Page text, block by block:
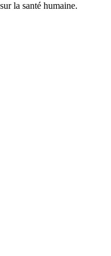
la santé humaine.